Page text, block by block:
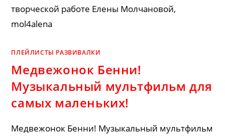
творческой работе Елены Молчановой,
mol4alena
ПЛЕЙЛИСТЫ РАЗВИВАЛКИ
Медвежонок Бенни!
Музыкальный мультфильм для
самых маленьких!
Медвежонок Бенни! Музыкальный мультфильм